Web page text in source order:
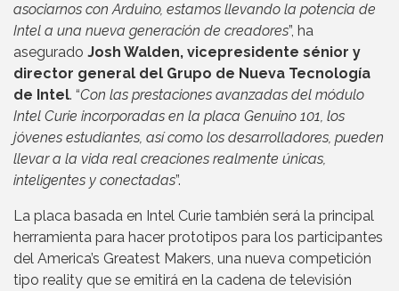
asociarnos con Arduino, estamos llevando la potencia de
Intel a una nueva generación de creadores”, ha
asegurado Josh Walden, vicepresidente sénior y
director general del Grupo de Nueva Tecnología
de Intel. “Con las prestaciones avanzadas del módulo
Intel Curie incorporadas en la placa Genuino 101, los
jóvenes estudiantes, así como los desarrolladores, pueden
llevar a la vida real creaciones realmente únicas,
inteligentes y conectadas”.
La placa basada en Intel Curie también será la principal
herramienta para hacer prototipos para los participantes
del America’s Greatest Makers, una nueva competición
tipo reality que se emitirá en la cadena de televisión